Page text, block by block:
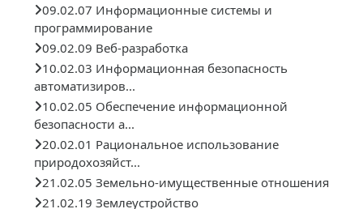
09.02.07 Информационные системы и
программирование
09.02.09 Веб-разработка
10.02.03 Информационная безопасность
автоматизиров...
10.02.05 Обеспечение информационной
безопасности а...
20.02.01 Рациональное использование
природохозяйст...
21.02.05 Земельно-имущественные отношения
21.02.19 Землеустройство